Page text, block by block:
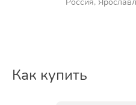
Как купить